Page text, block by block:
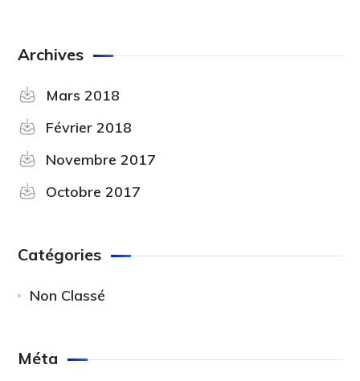
Archives
Mars 2018
Février 2018
Novembre 2017
Octobre 2017
Catégories
Non Classé
Méta